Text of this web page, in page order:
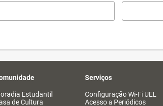
Estudantil
de Cultura
Serviços
Configuração Wi-Fi UEL
Acesso a Periódicos